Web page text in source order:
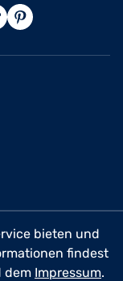
bieten und
findest
dem Impressum.